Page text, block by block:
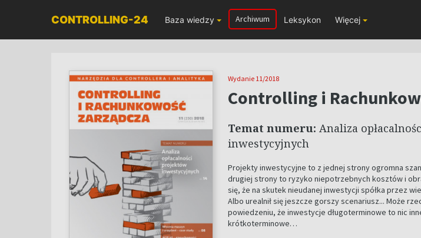
CONTROLLING-24 Baza wiedzy Archiwum Leksykon Więcej
Wydanie 11/2018
Controlling i
Temat numeru: Analiza
inwestycyjnych
Projekty inwestycyjne to z jednej strony ogromna
drugiej strony to ryzyko niepotrzebnych kosztów i
się, że na skutek nieudanej inwestycji spółka przez
Albo urealnił się jeszcze gorszy scenariusz... Może
powiedzeniu, że inwestycje długoterminowe to nic
krótkoterminowe…